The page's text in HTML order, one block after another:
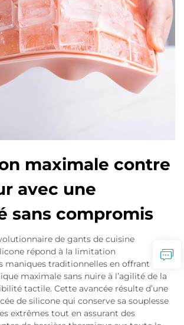
maximale contre
avec une
sans compromis
de gants de cuisine
répond à la limitation
maniques traditionnelles en offrant une
maximale sans nuire à l’agilité de la
tactile. Cette avancée résulte d’une
de silicone qui conserve sa souplesse
extrêmes tout en assurant des